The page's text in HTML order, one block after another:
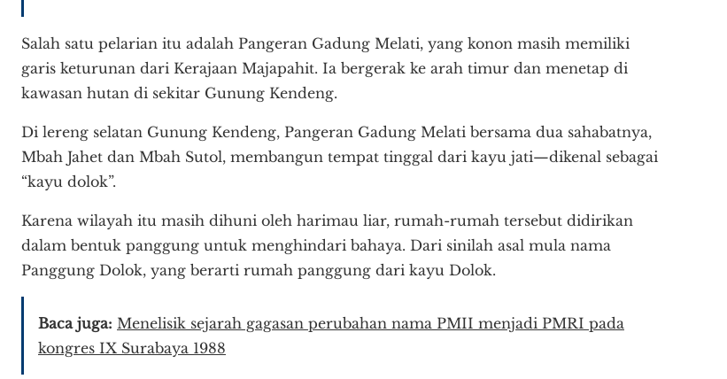
Salah satu pelarian itu adalah Pangeran Gadung Melati, yang konon masih memiliki
garis keturunan dari Kerajaan Majapahit. Ia bergerak ke arah timur dan menetap di
kawasan hutan di sekitar Gunung Kendeng.
Di lereng selatan Gunung Kendeng, Pangeran Gadung Melati bersama dua sahabatnya,
Mbah Jahet dan Mbah Sutol, membangun tempat tinggal dari kayu jati—dikenal sebagai
“kayu dolok”.
Karena wilayah itu masih dihuni oleh harimau liar, rumah-rumah tersebut didirikan
dalam bentuk panggung untuk menghindari bahaya. Dari sinilah asal mula nama
Panggung Dolok, yang berarti rumah panggung dari kayu Dolok.
Baca juga: Menelisik sejarah gagasan perubahan nama PMII menjadi PMRI pada
kongres IX Surabaya 1988